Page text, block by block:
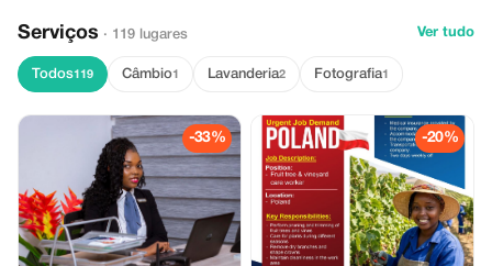
Serviços · 119 lugares Ver tudo
Todos119 Câmbio1 Lavanderia2 Fotografia1
-33% -20%